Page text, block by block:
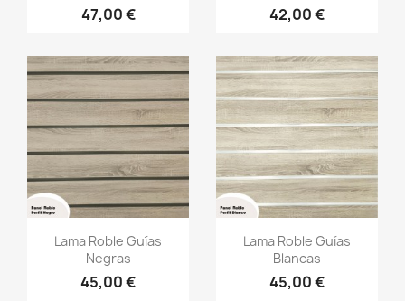
47,00 € 42,00 €
Vista rápida
Lama Roble Guías
Negras
45,00 €
Vista rápida
Lama Roble Guías
Blancas
45,00 €